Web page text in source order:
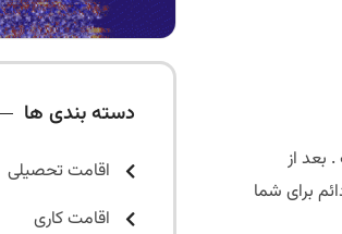
بعد از
برای شما
دسته بندی ها
اقامت تحصیلی
اقامت کاری